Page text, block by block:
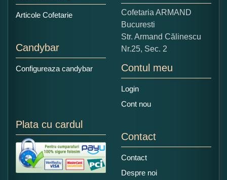
Articole Cofetarie
Candybar
Configureaza candybar
Cofetaria ARMAND
Bucuresti
Str. Armand Călinescu
Nr.25, Sec. 2
Contul meu
Login
Cont nou
Plata cu cardul
Contact
Contact
Despre noi